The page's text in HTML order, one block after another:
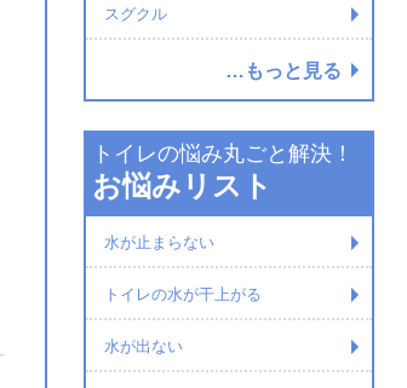
スグクル
…もっと見る
トイレの悩み丸ごと解決！
お悩みリスト
水が止まらない
トイレの水が干上がる
水が出ない